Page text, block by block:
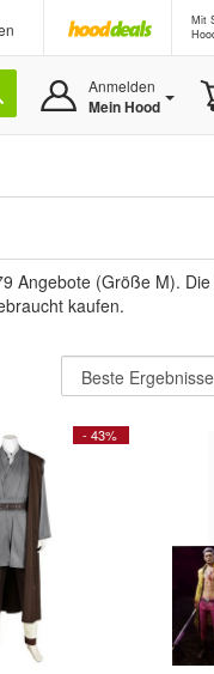
Mit
Anmelden
Mein Hood
Angebote (Größe M).
kaufen.
- 43%